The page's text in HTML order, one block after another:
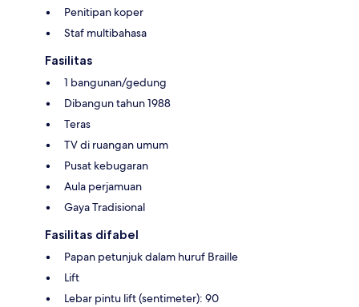
Penitipan koper
Staf multibahasa
Fasilitas
1 bangunan/gedung
Dibangun tahun 1988
Teras
TV di ruangan umum
Pusat kebugaran
Aula perjamuan
Gaya Tradisional
Fasilitas difabel
Papan petunjuk dalam huruf Braille
Lift
Lebar pintu lift (sentimeter): 90